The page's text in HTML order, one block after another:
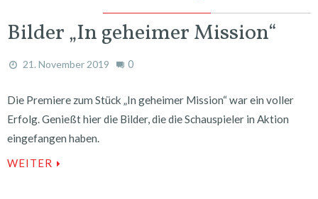
Bilder „In geheimer Mission“
21. November 2019 0
Die Premiere zum Stück „In geheimer Mission“ war ein voller
Erfolg. Genießt hier die Bilder, die die Schauspieler in Aktion
eingefangen haben.
WEITER